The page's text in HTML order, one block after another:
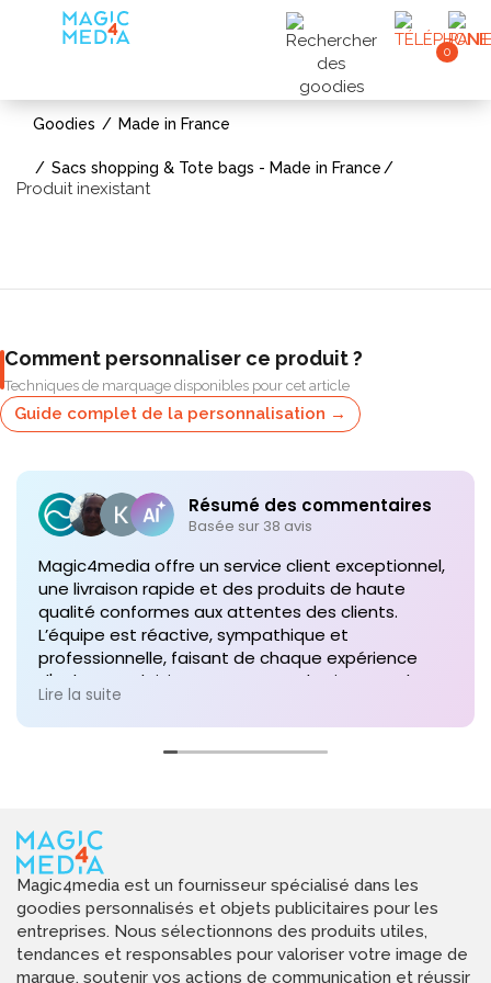
0
Goodies Made in France
Sacs shopping & Tote bags - Made in France
Produit inexistant
Comment personnaliser ce produit ?
Techniques de marquage disponibles pour cet article
Guide complet de la personnalisation →
Résumé des commentaires
Basée sur 38 avis
Magic4media offre un service client exceptionnel,
une livraison rapide et des produits de haute
qualité conformes aux attentes des clients.
L’équipe est réactive, sympathique et
professionnelle, faisant de chaque expérience
d'achat un plaisir. Je recommande vivement leurs
services pour toute commande future de produits
personnalisés !
Lire la suite
Magic4media est un fournisseur spécialisé dans les
goodies personnalisés et objets publicitaires pour les
entreprises. Nous sélectionnons des produits utiles,
tendances et responsables pour valoriser votre image de
marque, soutenir vos actions de communication et réussir